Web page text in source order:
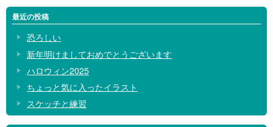
最近の投稿
恐ろしい
新年明けましておめでとうございます
ハロウィン2025
ちょっと気に入ったイラスト
スケッチと練習